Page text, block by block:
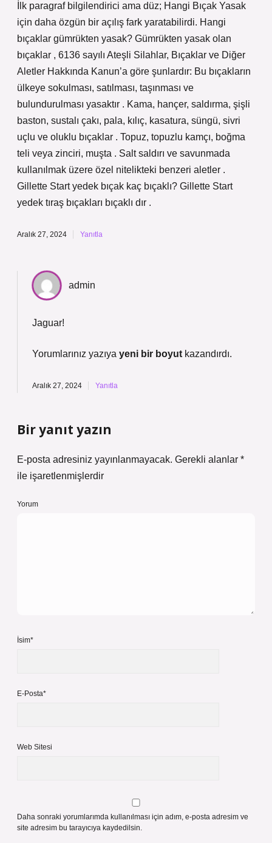
İlk paragraf bilgilendirici ama düz; Hangi Bıçak Yasak
için daha özgün bir açılış fark yaratabilirdi. Hangi
bıçaklar gümrükten yasak? Gümrükten yasak olan
bıçaklar , 6136 sayılı Ateşli Silahlar, Bıçaklar ve Diğer
Aletler Hakkında Kanun’a göre şunlardır: Bu bıçakların
ülkeye sokulması, satılması, taşınması ve
bulundurulması yasaktır . Kama, hançer, saldırma, şişli
baston, sustalı çakı, pala, kılıç, kasatura, süngü, sivri
uçlu ve oluklu bıçaklar . Topuz, topuzlu kamçı, boğma
teli veya zinciri, muşta . Salt saldırı ve savunmada
kullanılmak üzere özel nitelikteki benzeri aletler .
Gillette Start yedek bıçak kaç bıçaklı? Gillette Start
yedek tıraş bıçakları bıçaklı dır .
Aralık 27, 2024 Yanıtla
admin
Jaguar!
Yorumlarınız yazıya yeni bir boyut kazandırdı.
Aralık 27, 2024 Yanıtla
Bir yanıt yazın
E-posta adresiniz yayınlanmayacak. Gerekli alanlar *
ile işaretlenmişlerdir
Yorum
İsim*
E-Posta*
Web Sitesi
Daha sonraki yorumlarımda kullanılması için adım, e-posta adresim ve
site adresim bu tarayıcıya kaydedilsin.